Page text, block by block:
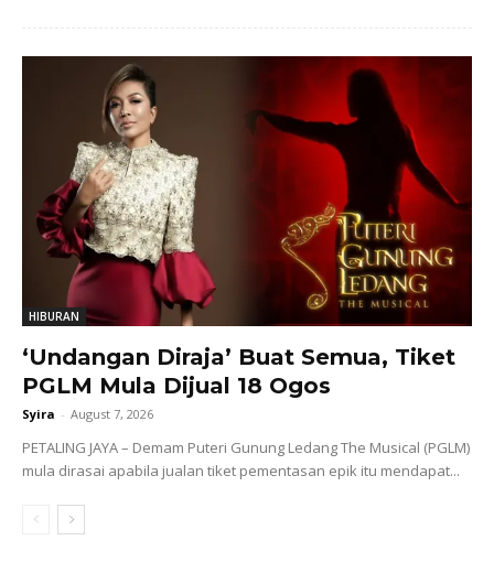
HIBURAN
‘Undangan Diraja’ Buat Semua, Tiket
PGLM Mula Dijual 18 Ogos
Syira - August 7, 2026
PETALING JAYA – Demam Puteri Gunung Ledang The Musical (PGLM)
mula dirasai apabila jualan tiket pementasan epik itu mendapat...